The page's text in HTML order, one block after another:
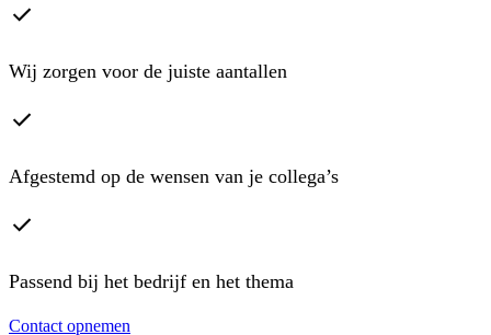
Wij zorgen voor de juiste aantallen
Afgestemd op de wensen van je collega’s
Passend bij het bedrijf en het thema
Contact opnemen